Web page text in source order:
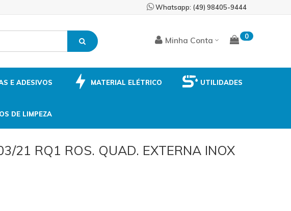
Whatsapp: (49) 98405-9444
Skip
to
0
Minha Conta
E ADESIVOS MATERIAL ELÉTRICO UTILIDADES
DE LIMPEZA
21 RQ1 ROS. QUAD. EXTERNA INOX